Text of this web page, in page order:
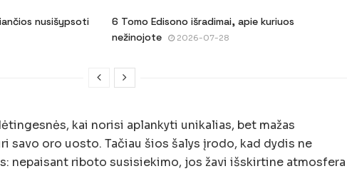
nusišypsoti
6 Tomo Edisono išradimai, apie kuriuos
nežinojote
2026-07-28
kai norisi aplankyti unikalias, bet mažas
savo oro uosto. Tačiau šios šalys įrodo, kad dydis ne
nepaisant riboto susisiekimo, jos žavi išskirtine atmosfera